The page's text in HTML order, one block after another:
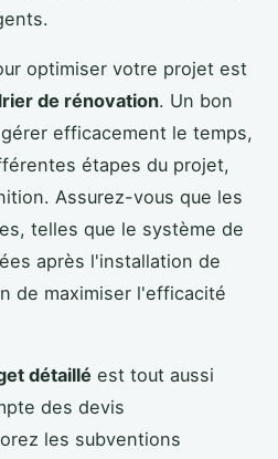
optimiser votre projet est
de rénovation. Un bon
efficacement le temps,
étapes du projet,
Assurez-vous que les
telles que le système de
après l'installation de
de maximiser l'efficacité
détaillé est tout aussi
des devis
les subventions